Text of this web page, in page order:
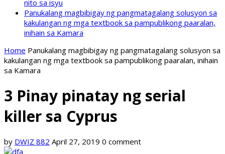
nito sa isyu
Panukalang magbibigay ng pangmatagalang solusyon sa
kakulangan ng mga textbook sa pampublikong paaralan,
inihain sa Kamara
Home Panukalang magbibigay ng pangmatagalang solusyon sa
kakulangan ng mga textbook sa pampublikong paaralan, inihain
sa Kamara
3 Pinay pinatay ng serial
killer sa Cyprus
by DWIZ 882 April 27, 2019 0 comment